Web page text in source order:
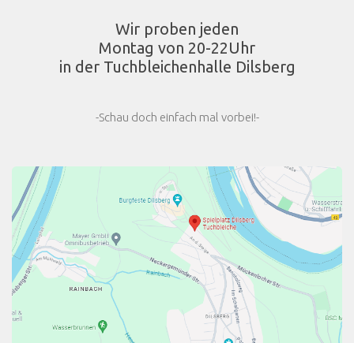
Wir proben jeden
Montag von 20-22Uhr
in der Tuchbleichenhalle Dilsberg
-Schau doch einfach mal vorbei!-